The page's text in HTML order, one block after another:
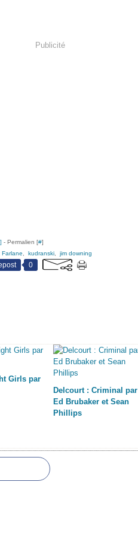
Publicité
] - Permalien [#]
Farlane kudranski jim downing
0
Girls par
Delcourt : Criminal par
Ed Brubaker et Sean
Phillips